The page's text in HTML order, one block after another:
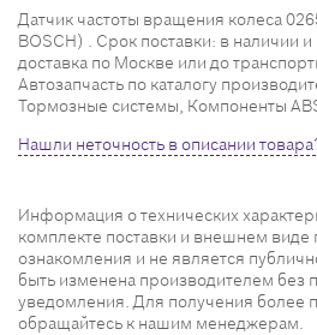
Датчик частоты вращения колеса
BOSCH) . Срок поставки: в наличии и
доставка по Москве или до
Автозапчасть по каталогу
Тормозные системы, Компоненты
Нашли неточность в описании
Информация о технических
комплекте поставки и внешнем виде
ознакомления и не является
быть изменена производителем без
уведомления. Для получения более
обращайтесь к нашим менеджерам.